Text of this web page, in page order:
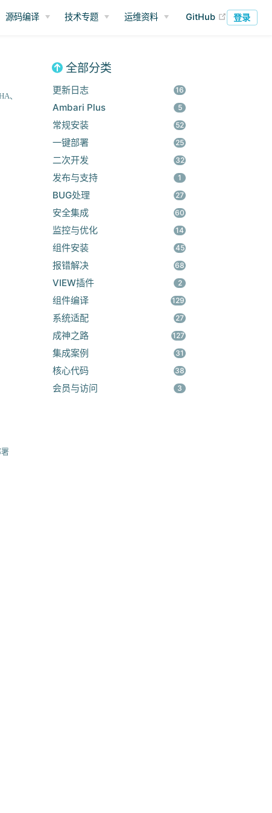
源码编译 技术专题 运维资料 GitHub (opens
登录
全部分类
更新日志
16
Ambari Plus 5
常规安装 52
一键部署 25
二次开发 32
发布与支持 1
BUG处理 27
安全集成 60
监控与优化 14
组件安装 45
报错解决 68
VIEW插件 2
组件编译 129
系统适配 27
成神之路 127
集成案例 31
核心代码 38
会员与访问 3